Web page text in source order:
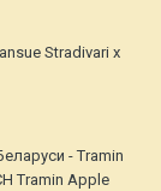
Stradivari x
- Tramin
Tramin Apple